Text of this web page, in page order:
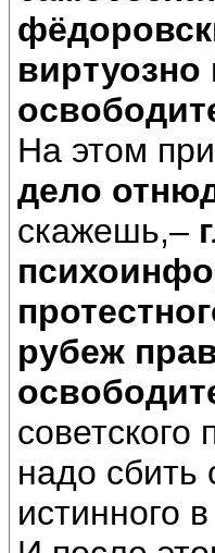
На этом
дело
скажешь,–
рубеж
надо сбить
истинного